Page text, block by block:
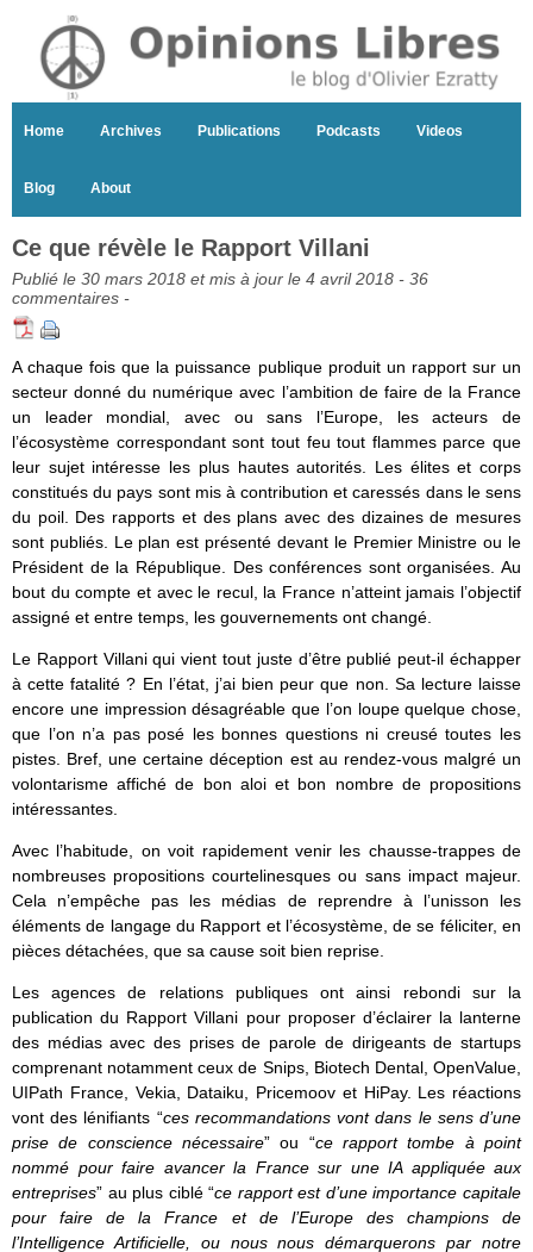
Home Archives Publications Podcasts Videos
Blog About
Ce que révèle le Rapport Villani
Publié le 30 mars 2018 et mis à jour le 4 avril 2018 - 36
commentaires -
A chaque fois que la puissance publique produit un rapport sur un
secteur donné du numérique avec l’ambition de faire de la France
un leader mondial, avec ou sans l’Europe, les acteurs de
l’écosystème correspondant sont tout feu tout flammes parce que
leur sujet intéresse les plus hautes autorités. Les élites et corps
constitués du pays sont mis à contribution et caressés dans le sens
du poil. Des rapports et des plans avec des dizaines de mesures
sont publiés. Le plan est présenté devant le Premier Ministre ou le
Président de la République. Des conférences sont organisées. Au
bout du compte et avec le recul, la France n’atteint jamais l’objectif
assigné et entre temps, les gouvernements ont changé.
Le Rapport Villani qui vient tout juste d’être publié peut-il échapper
à cette fatalité ? En l’état, j’ai bien peur que non. Sa lecture laisse
encore une impression désagréable que l’on loupe quelque chose,
que l’on n’a pas posé les bonnes questions ni creusé toutes les
pistes. Bref, une certaine déception est au rendez-vous malgré un
volontarisme affiché de bon aloi et bon nombre de propositions
intéressantes.
Avec l’habitude, on voit rapidement venir les chausse-trappes de
nombreuses propositions courtelinesques ou sans impact majeur.
Cela n’empêche pas les médias de reprendre à l’unisson les
éléments de langage du Rapport et l’écosystème, de se féliciter, en
pièces détachées, que sa cause soit bien reprise.
Les agences de relations publiques ont ainsi rebondi sur la
publication du Rapport Villani pour proposer d’éclairer la lanterne
des médias avec des prises de parole de dirigeants de startups
comprenant notamment ceux de Snips, Biotech Dental, OpenValue,
UIPath France, Vekia, Dataiku, Pricemoov et HiPay. Les réactions
vont des lénifiants “ces recommandations vont dans le sens d’une
prise de conscience nécessaire” ou “ce rapport tombe à point
nommé pour faire avancer la France sur une IA appliquée aux
entreprises” au plus ciblé “ce rapport est d’une importance capitale
pour faire de la France et de l’Europe des champions de
l’Intelligence Artificielle, ou nous nous démarquerons par notre